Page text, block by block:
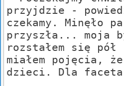
przyjdzie -
czekamy. Minęło
przyszła... moja
rozstałem się
miałem pojęcia,
dzieci. Dla faceta